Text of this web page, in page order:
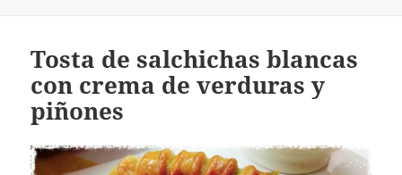
Tosta de salchichas blancas
con crema de verduras y
piñones